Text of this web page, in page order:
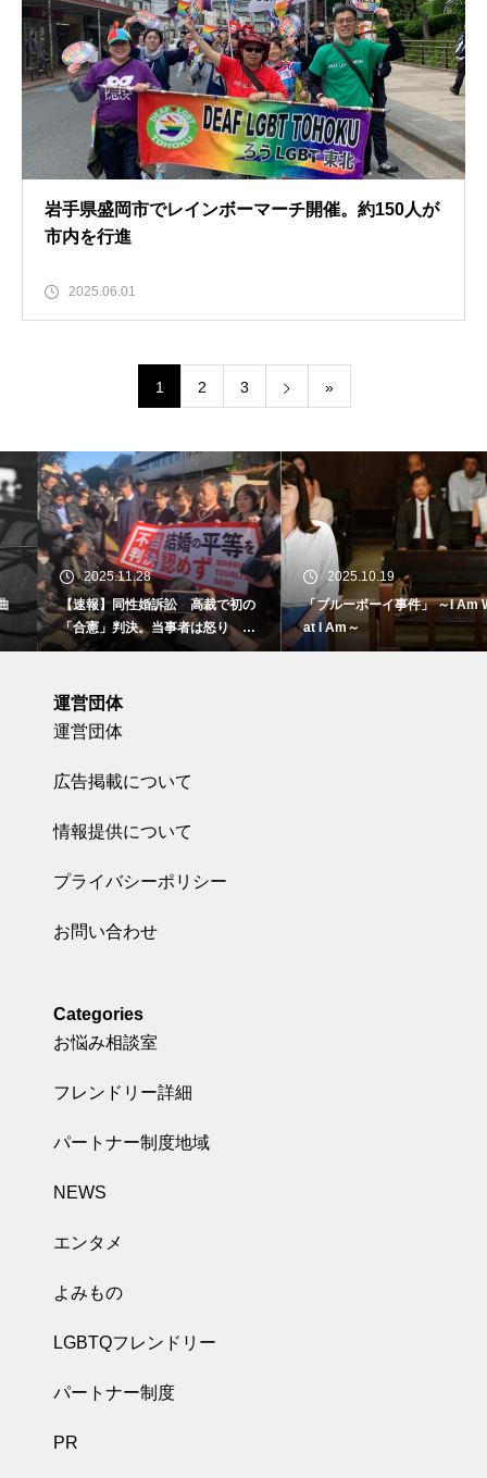
岩手県盛岡市でレインボーマーチ開催。約150人が
市内を行進
2025.06.01
1 2 3 »
2025.11.28
【速報】同性婚訴訟 高裁で初の
「合憲」判決。当事者は怒り 東
京地裁で
2025.10.19
「ブルーボーイ事件」 ～I Am Wh
at I Am～
運営団体
運営団体
広告掲載について
情報提供について
プライバシーポリシー
お問い合わせ
Categories
お悩み相談室
フレンドリー詳細
パートナー制度地域
NEWS
エンタメ
よみもの
LGBTQフレンドリー
パートナー制度
PR